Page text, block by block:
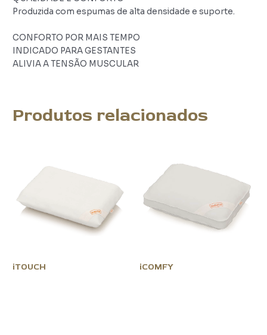
Produzida com espumas de alta densidade e suporte.
CONFORTO POR MAIS TEMPO
INDICADO PARA GESTANTES
ALIVIA A TENSÃO MUSCULAR
Produtos relacionados
iTOUCH iCOMFY